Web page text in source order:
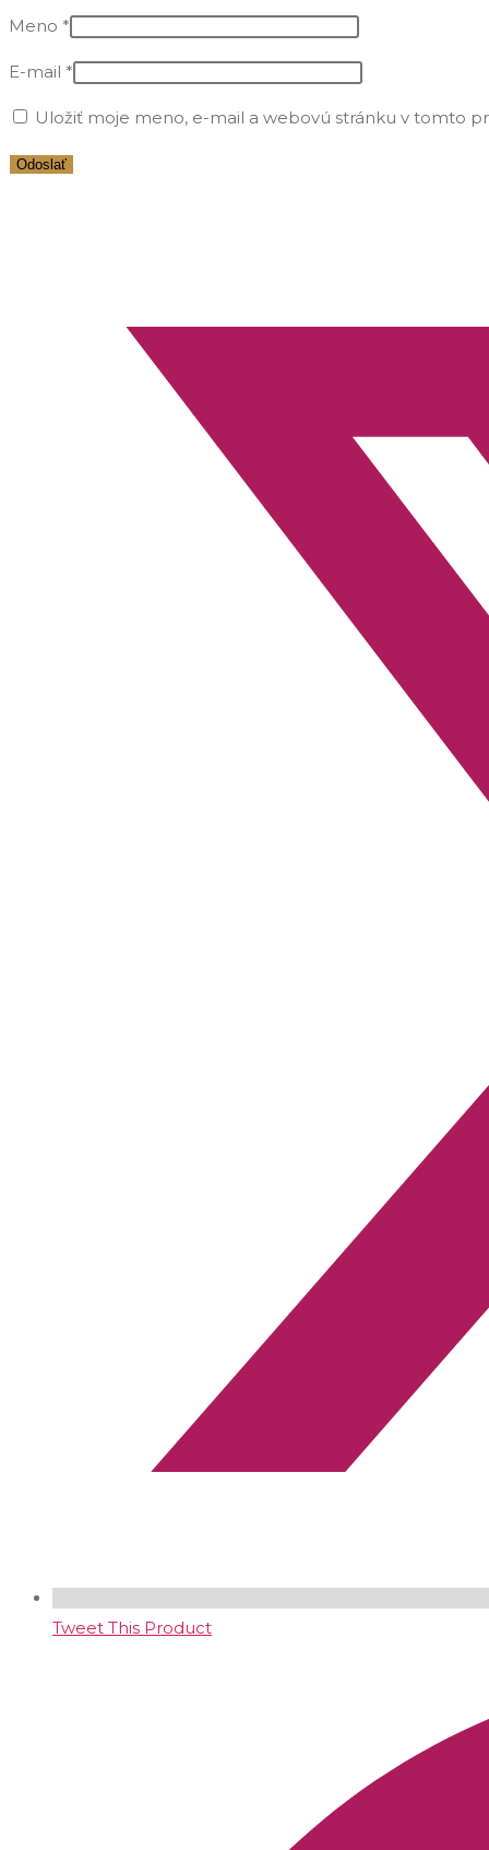
Meno *
E-mail *
Uložiť moje meno, e-mail a webovú stránku v tomto
Tweet This Product